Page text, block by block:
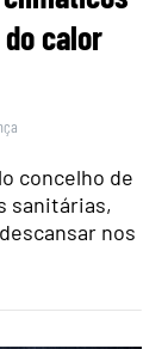
calor
concelho de
sanitárias,
nos